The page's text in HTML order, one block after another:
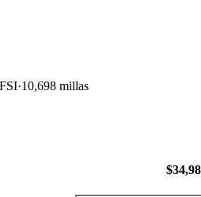
10,698 millas